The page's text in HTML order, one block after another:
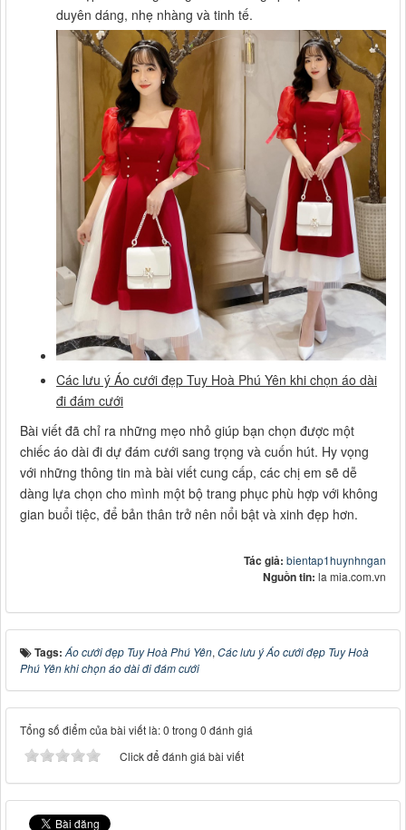
duyên dáng, nhẹ nhàng và tinh tế.
Các lưu ý Áo cưới đẹp Tuy Hoà Phú Yên khi chọn áo dài
đi đám cưới
Bài viết đã chỉ ra những mẹo nhỏ giúp bạn chọn được một
chiếc áo dài đi dự đám cưới sang trọng và cuốn hút. Hy vọng
với những thông tin mà bài viết cung cấp, các chị em sẽ dễ
dàng lựa chọn cho mình một bộ trang phục phù hợp với không
gian buổi tiệc, để bản thân trở nên nổi bật và xinh đẹp hơn.
Tác giả: bientap1huynhngan
Nguồn tin: la mia.com.vn
Tags:Áo cưới đẹp Tuy Hoà Phú Yên, Các lưu ý Áo cưới đẹp Tuy Hoà
Phú Yên khi chọn áo dài đi đám cưới
Tổng số điểm của bài viết là: 0 trong 0 đánh giá
Click để đánh giá bài viết